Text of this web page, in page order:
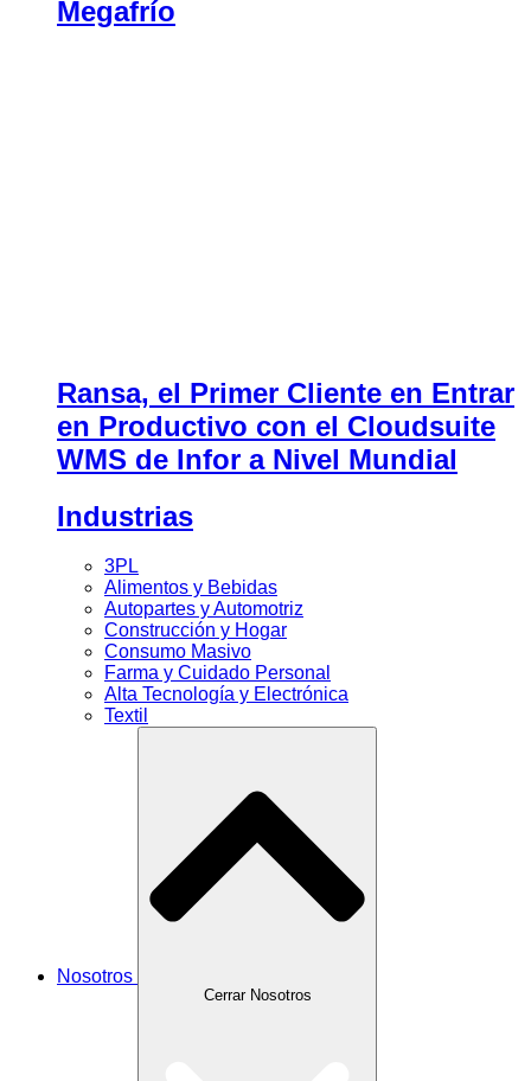
Megafrío
Ransa, el Primer Cliente en Entrar
en Productivo con el Cloudsuite
WMS de Infor a Nivel Mundial
Industrias
3PL
Alimentos y Bebidas
Autopartes y Automotriz
Construcción y Hogar
Consumo Masivo
Farma y Cuidado Personal
Alta Tecnología y Electrónica
Textil
Nosotros
Cerrar Nosotros